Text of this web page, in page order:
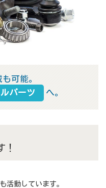
可能。
パーツ へ。
！
活動しています。